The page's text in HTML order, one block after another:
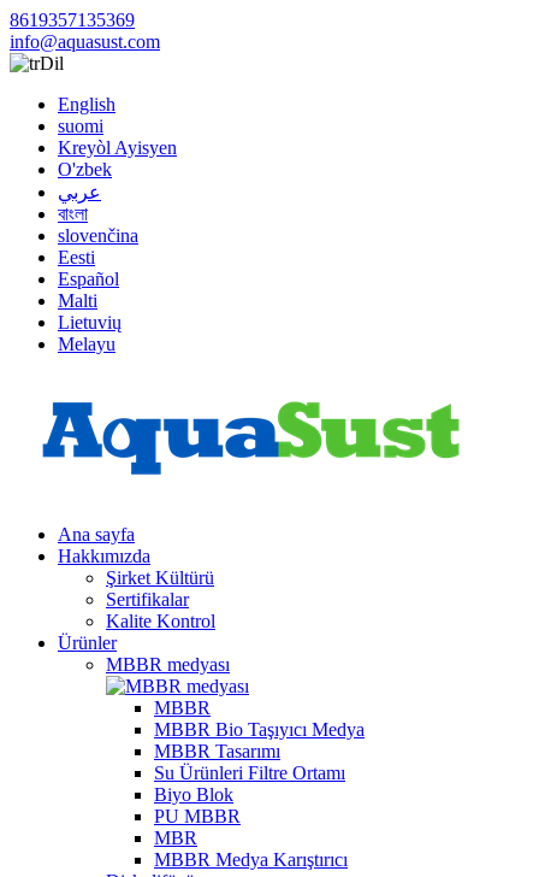
8619357135369
info@aquasust.com
Dil
English
suomi
Kreyòl Ayisyen
O'zbek
عربي
বাংলা
slovenčina
Eesti
Español
Malti
Lietuvių
Melayu
Ana sayfa
Hakkımızda
Şirket Kültürü
Sertifikalar
Kalite Kontrol
Ürünler
MBBR medyası
MBBR
MBBR Bio Taşıyıcı Medya
MBBR Tasarımı
Su Ürünleri Filtre Ortamı
Biyo Blok
PU MBBR
MBR
MBBR Medya Karıştırıcı